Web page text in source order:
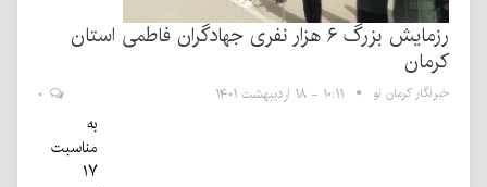
رزمایش بزرگ ۶ هزار نفری جهادگران فاطمی استان
کرمان
خبرنگار کرمان نو ۱۰:۱۱ - ۱۸ اردیبهشت ۱۴۰۱
به
مناسبت
۱۷